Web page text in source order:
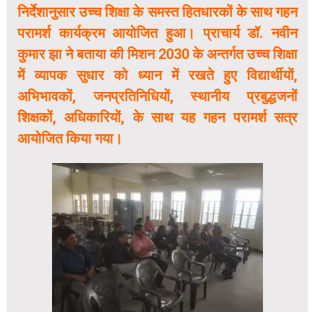
निर्देशानुसार उच्च शिक्षा के समस्त हितधारकों के साथ गहन
परामर्श कार्यक्रम आयोजित हुआ। प्राचार्य डॉ. नवीन
कुमार झा ने बताया की मिशन 2030 के अन्तर्गत उच्च शिक्षा
में व्यापक सुधार को ध्यान में रखते हुए विद्यार्थीयों,
अभिभावकों, जनप्रतिनिधियों, स्थानीय प्रबुद्धजनों
शिक्षकों, अधिकारियों, के साथ यह गहन परामर्श सत्र
आयोजित किया गया।